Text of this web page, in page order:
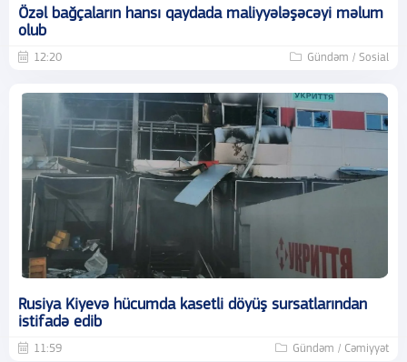
Özəl bağçaların hansı qaydada maliyyələşəcəyi məlum
olub
12:20 Gündəm / Sosial
Rusiya Kiyevə hücumda kasetli döyüş sursatlarından
istifadə edib
11:59 Gündəm / Cəmiyyət